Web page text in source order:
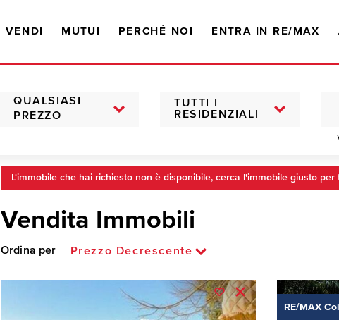
VENDI MUTUI PERCHÉ NOI ENTRA IN RE/MAX
QUALSIASI
PREZZO
TUTTI I
RESIDENZIALI
L'immobile che hai richiesto non è disponibile, cerca l'immobile giusto
Vendita Immobili
Ordina per Prezzo Decrescente
RE/MAX